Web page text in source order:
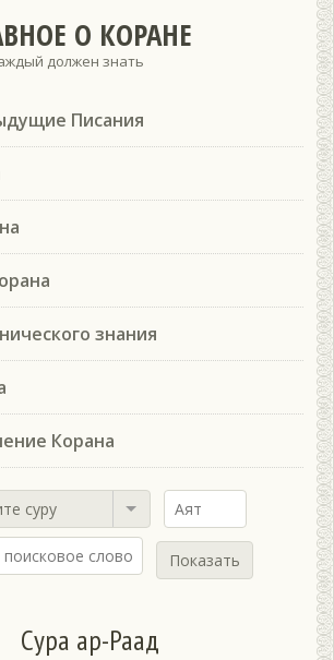
О КОРАНЕ
должен знать
Писания
знания
Корана
суру
Показать
Сура ар-Раад